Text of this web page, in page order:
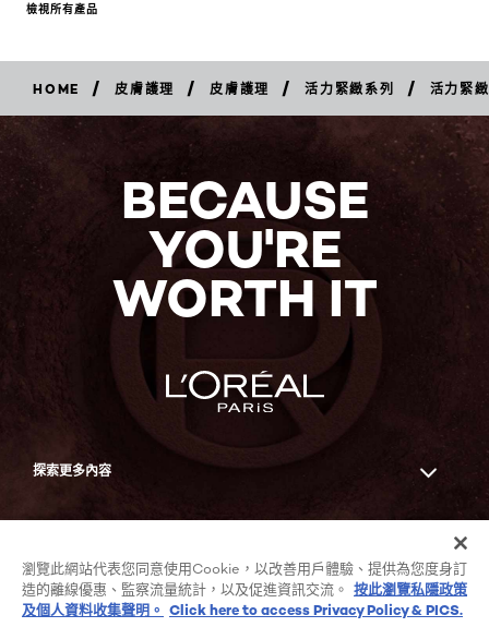
檢視所有產品
HOME / 皮膚護理 / 皮膚護理 / 活力緊緻系列 / 活力緊
購
BECAUSE
YOU'RE
WORTH IT
探索更多內容
COOKIE列表
瀏覽此網站代表您同意使用Cookie，以改善用戶體驗、提供為您度身訂
造的離線優惠、監察流量統計，以及促進資訊交流。 按此瀏覽私隱政策
及個人資料收集聲明。 Click here to access Privacy Policy & PICS.